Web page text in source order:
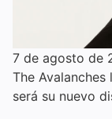
7 de agosto de
The
será su nuevo